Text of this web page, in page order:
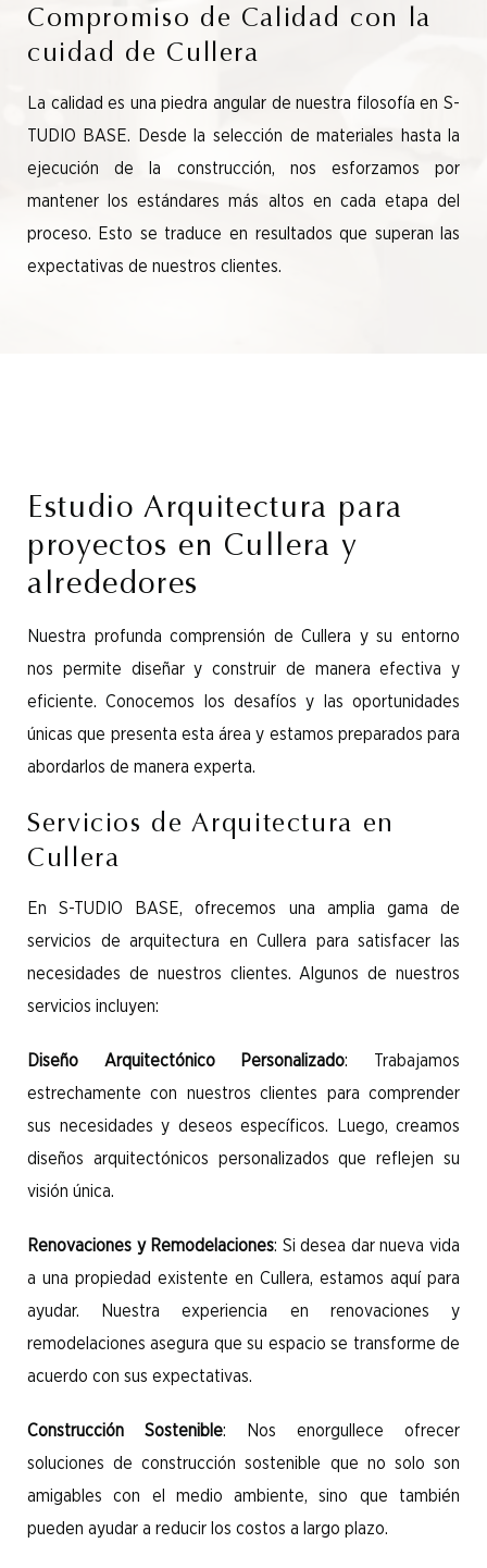
Compromiso de Calidad con la
cuidad de Cullera
La calidad es una piedra angular de nuestra filosofía en S-
TUDIO BASE. Desde la selección de materiales hasta la
ejecución de la construcción, nos esforzamos por
mantener los estándares más altos en cada etapa del
proceso. Esto se traduce en resultados que superan las
expectativas de nuestros clientes.
Estudio Arquitectura para
proyectos en Cullera y
alrededores
Nuestra profunda comprensión de Cullera y su entorno
nos permite diseñar y construir de manera efectiva y
eficiente. Conocemos los desafíos y las oportunidades
únicas que presenta esta área y estamos preparados para
abordarlos de manera experta.
Servicios de Arquitectura en
Cullera
En S-TUDIO BASE, ofrecemos una amplia gama de
servicios de arquitectura en Cullera para satisfacer las
necesidades de nuestros clientes. Algunos de nuestros
servicios incluyen:
Diseño Arquitectónico Personalizado: Trabajamos
estrechamente con nuestros clientes para comprender
sus necesidades y deseos específicos. Luego, creamos
diseños arquitectónicos personalizados que reflejen su
visión única.
Renovaciones y Remodelaciones: Si desea dar nueva vida
a una propiedad existente en Cullera, estamos aquí para
ayudar. Nuestra experiencia en renovaciones y
remodelaciones asegura que su espacio se transforme de
acuerdo con sus expectativas.
Construcción Sostenible: Nos enorgullece ofrecer
soluciones de construcción sostenible que no solo son
amigables con el medio ambiente, sino que también
pueden ayudar a reducir los costos a largo plazo.